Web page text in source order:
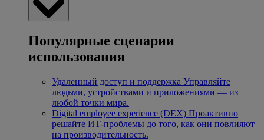
Популярные сценарии
использования
Удаленный доступ и поддержка Управляйте
людьми, устройствами и приложениями — из
любой точки мира.
Digital employee experience (DEX) Проактивно
решайте ИТ-проблемы до того, как они повлияют
на производительность.